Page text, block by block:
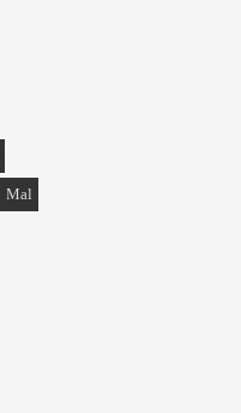
Mal